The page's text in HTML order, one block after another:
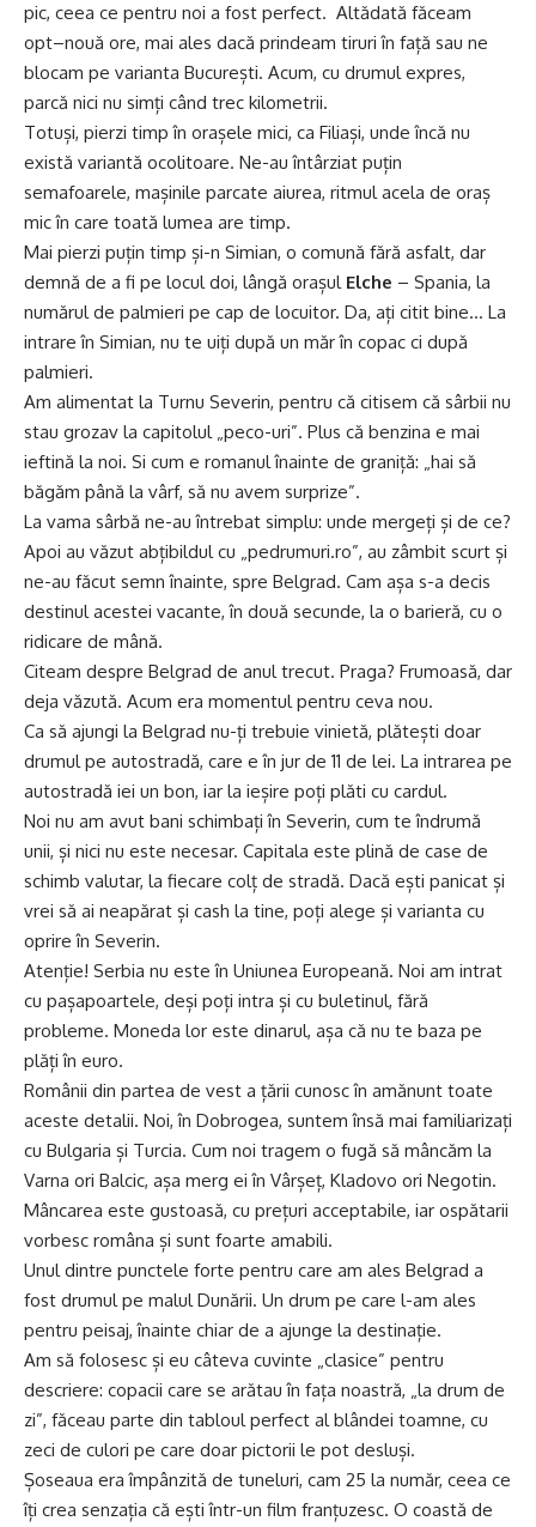
pic, ceea ce pentru noi a fost perfect. Altădată făceam
opt–nouă ore, mai ales dacă prindeam tiruri în față sau ne
blocam pe varianta București. Acum, cu drumul expres,
parcă nici nu simți când trec kilometrii.
Totuși, pierzi timp în orașele mici, ca Filiași, unde încă nu
există variantă ocolitoare. Ne-au întârziat puțin
semafoarele, mașinile parcate aiurea, ritmul acela de oraș
mic în care toată lumea are timp.
Mai pierzi puțin timp și-n Simian, o comună fără asfalt, dar
demnă de a fi pe locul doi, lângă orașul Elche – Spania, la
numărul de palmieri pe cap de locuitor. Da, ați citit bine… La
intrare în Simian, nu te uiți după un măr în copac ci după
palmieri.
Am alimentat la Turnu Severin, pentru că citisem că sârbii nu
stau grozav la capitolul „peco-uri”. Plus că benzina e mai
ieftină la noi. Si cum e romanul înainte de graniță: „hai să
băgăm până la vârf, să nu avem surprize”.
La vama sârbă ne-au întrebat simplu: unde mergeți și de ce?
Apoi au văzut abțibildul cu „pedrumuri.ro”, au zâmbit scurt și
ne-au făcut semn înainte, spre Belgrad. Cam așa s-a decis
destinul acestei vacante, în două secunde, la o barieră, cu o
ridicare de mână.
Citeam despre Belgrad de anul trecut. Praga? Frumoasă, dar
deja văzută. Acum era momentul pentru ceva nou.
Ca să ajungi la Belgrad nu-ți trebuie vinietă, plătești doar
drumul pe autostradă, care e în jur de 11 de lei. La intrarea pe
autostradă iei un bon, iar la ieșire poți plăti cu cardul.
Noi nu am avut bani schimbați în Severin, cum te îndrumă
unii, și nici nu este necesar. Capitala este plină de case de
schimb valutar, la fiecare colț de stradă. Dacă ești panicat și
vrei să ai neapărat și cash la tine, poți alege și varianta cu
oprire în Severin.
Atenție! Serbia nu este în Uniunea Europeană. Noi am intrat
cu pașapoartele, deși poți intra și cu buletinul, fără
probleme. Moneda lor este dinarul, așa că nu te baza pe
plăți în euro.
Românii din partea de vest a țării cunosc în amănunt toate
aceste detalii. Noi, în Dobrogea, suntem însă mai familiarizați
cu Bulgaria și Turcia. Cum noi tragem o fugă să mâncăm la
Varna ori Balcic, așa merg ei în Vârșeț, Kladovo ori Negotin.
Mâncarea este gustoasă, cu prețuri acceptabile, iar ospătarii
vorbesc româna și sunt foarte amabili.
Unul dintre punctele forte pentru care am ales Belgrad a
fost drumul pe malul Dunării. Un drum pe care l-am ales
pentru peisaj, înainte chiar de a ajunge la destinație.
Am să folosesc și eu câteva cuvinte „clasice” pentru
descriere: copacii care se arătau în fața noastră, „la drum de
zi”, făceau parte din tabloul perfect al blândei toamne, cu
zeci de culori pe care doar pictorii le pot desluși.
Șoseaua era împânzită de tuneluri, cam 25 la număr, ceea ce
îți crea senzația că ești într-un film franțuzesc. O coastă de